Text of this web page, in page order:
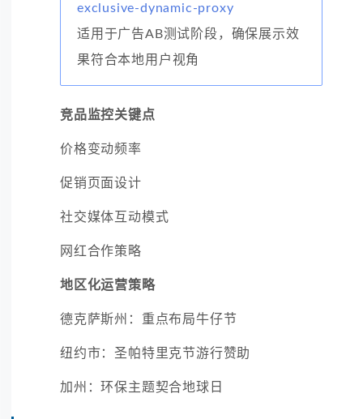
exclusive-dynamic-proxy
适用于广告AB测试阶段，确保展示效
果符合本地用户视角
竞品监控关键点
价格变动频率
促销页面设计
社交媒体互动模式
网红合作策略
地区化运营策略
德克萨斯州：重点布局牛仔节
纽约市：圣帕特里克节游行赞助
加州：环保主题契合地球日